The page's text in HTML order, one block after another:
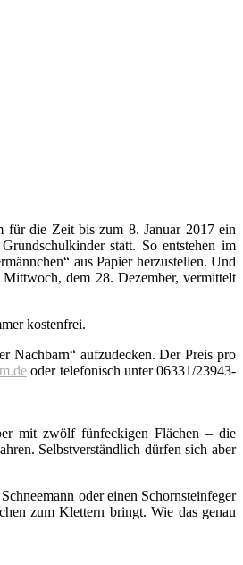
für die Zeit bis zum 8. Januar 2017 ein
statt. So entstehen im
aus Papier herzustellen. Und
dem 28. Dezember, vermittelt
kostenfrei.
Nachbarn“ aufzudecken. Der Preis pro
oder telefonisch unter 06331/23943-
mit zwölf fünfeckigen Flächen – die
Selbstverständlich dürfen sich aber
oder einen Schornsteinfeger
zum Klettern bringt. Wie das genau